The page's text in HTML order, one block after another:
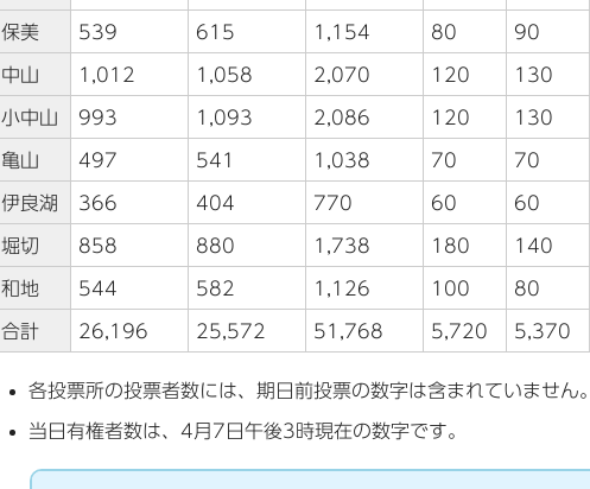
保美 539 615 1,154 80 90
中山 1,012 1,058 2,070 120 130
小中山 993 1,093 2,086 120 130
亀山 497 541 1,038 70 70
伊良湖 366 404 770 60 60
堀切 858 880 1,738 180 140
和地 544 582 1,126 100 80
合計 26,196 25,572 51,768 5,720 5,370
各投票所の投票者数には、期日前投票の数字は含まれていません。
当日有権者数は、4月7日午後3時現在の数字です。